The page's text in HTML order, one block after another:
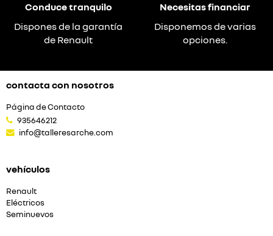
Conduce tranquilo
Dispones de la garantía
de Renault
Necesitas financiar
Disponemos de varias
opciones.
contacta con nosotros
Página de Contacto
935646212
info@talleresarche.com
vehículos
Renault
Eléctricos
Seminuevos